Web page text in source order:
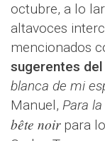
octubre, a lo
altavoces
mencionados
sugerentes
blanca de mi
Manuel, Para
bête noir para